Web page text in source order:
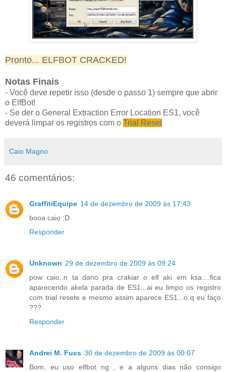
Pronto... ELFBOT CRACKED!
Notas Finais
- Você deve repetir isso (desde o passo 1) sempre que abrir
o ElfBot!
- Se der o General Extraction Error Location ES1, você
deverá limpar os registros com o Trial Reset
Caio Magno
46 comentários:
GraffitiEquipe 14 de dezembro de 2009 às 17:43
booa caio ;D
Responder
Unknown 29 de dezembro de 2009 às 09:24
pow caio..n ta dano pra crakiar o elf aki em ksa....fica
aparecendo akela parada de ES1...ai eu limpo os registro
com trial resete e mesmo assim aparece ES1...o q eu faço
???
Responder
Andrei M. Fucs 30 de dezembro de 2009 às 00:07
Bom, eu uso elfbot ng , e a alguns dias não consigo